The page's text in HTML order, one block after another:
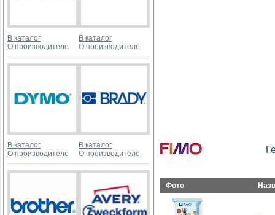
В каталог
О производителе
В каталог
О производителе
В каталог
О производителе
В каталог
О производителе
Фото